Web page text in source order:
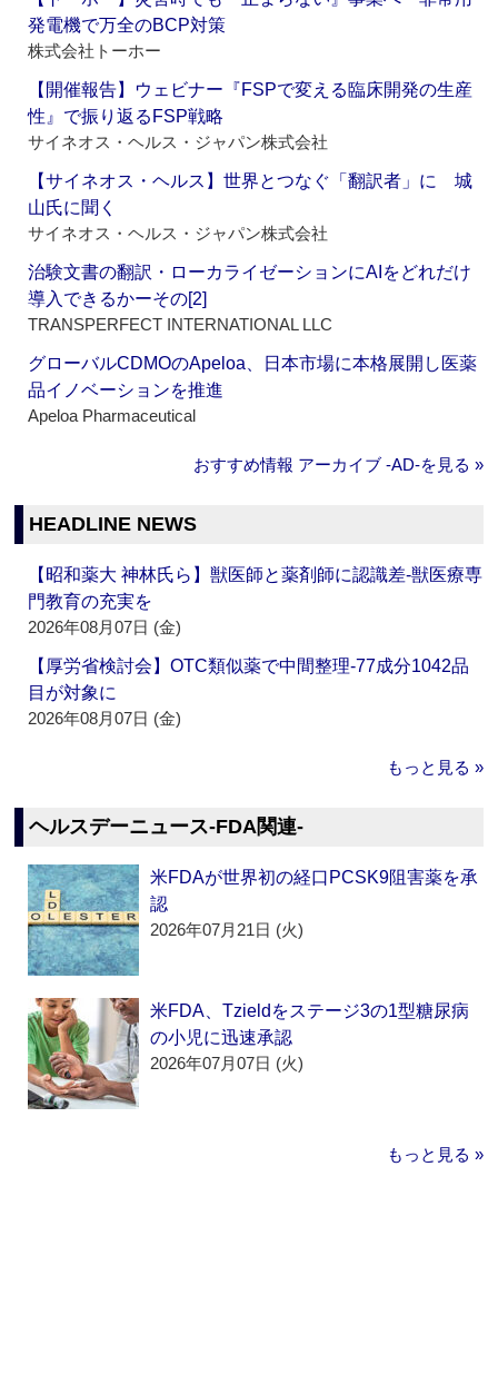
発電機で万全のBCP対策
株式会社トーホー
【開催報告】ウェビナー『FSPで変える臨床開発の生産
性』で振り返るFSP戦略
サイネオス・ヘルス・ジャパン株式会社
【サイネオス・ヘルス】世界とつなぐ「翻訳者」に 城
山氏に聞く
サイネオス・ヘルス・ジャパン株式会社
治験文書の翻訳・ローカライゼーションにAIをどれだけ
導入できるかーその[2]
TRANSPERFECT INTERNATIONAL LLC
グローバルCDMOのApeloa、日本市場に本格展開し医薬
品イノベーションを推進
Apeloa Pharmaceutical
おすすめ情報 アーカイブ ‐AD‐を見る »
HEADLINE NEWS
【昭和薬大 神林氏ら】獣医師と薬剤師に認識差‐獣医療専
門教育の充実を
2026年08月07日 (金)
【厚労省検討会】OTC類似薬で中間整理‐77成分1042品
目が対象に
2026年08月07日 (金)
もっと見る »
ヘルスデーニュース‐FDA関連‐
米FDAが世界初の経口PCSK9阻害薬を承
認
2026年07月21日 (火)
米FDA、Tzieldをステージ3の1型糖尿病
の小児に迅速承認
2026年07月07日 (火)
もっと見る »